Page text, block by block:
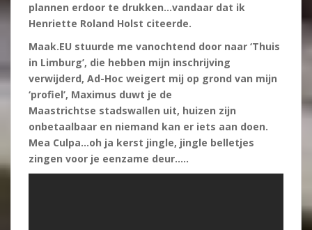
plannen erdoor te drukken…vandaar dat ik
Henriette Roland Holst citeerde.
Maak.EU stuurde me vanochtend door naar ‘Thuis
in Limburg’, die hebben mijn inschrijving
verwijderd, Ad-Hoc weigert mij op grond van mijn
‘profiel’, Maximus duwt je de
Maastrichtse stadswallen uit, huizen zijn
onbetaalbaar en niemand kan er iets aan doen.
Mea Culpa…oh ja kerst jingle, jingle belletjes
zingen voor je eenzame deur…..